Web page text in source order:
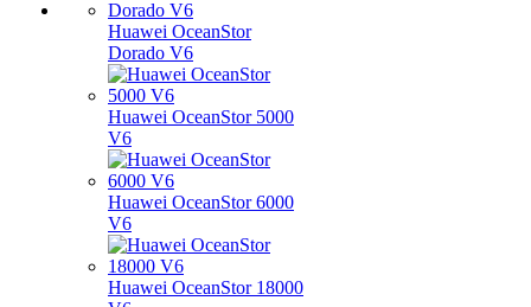
Huawei OceanStor
Dorado V6
Huawei OceanStor 5000
V6
Huawei OceanStor 6000
V6
Huawei OceanStor 18000